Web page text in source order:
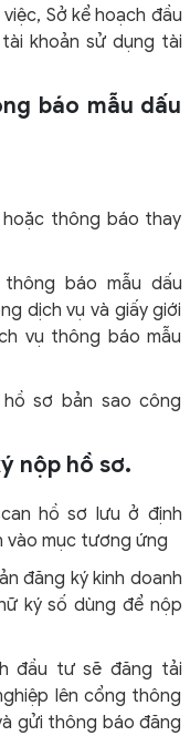
Sở kể hoạch đầu
khoản sử dụng tài
báo mẫu dấu
thông báo thay
báo mẫu dấu
dịch vụ và giấy giới
vụ thông báo mẫu
sơ bản sao công
nộp hồ sơ.
hồ sơ lưu ở định
vào mục tương ứng
đăng ký kinh doanh
ký số dùng để nộp
đầu tư sẽ đăng tải
lên cổng thông
gửi thông báo đăng